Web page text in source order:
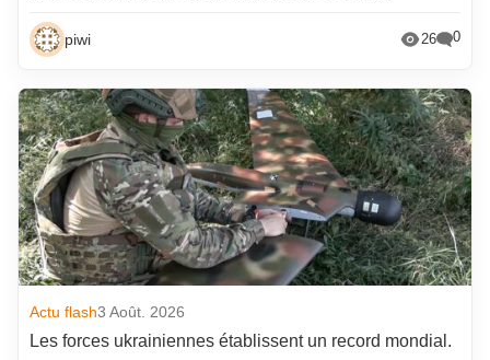
piwi 26 0
Actu flash3 Août. 2026
Les forces ukrainiennes établissent un record mondial.